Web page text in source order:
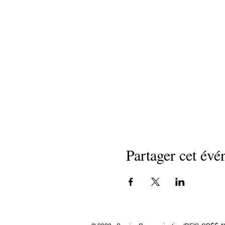
Partager cet